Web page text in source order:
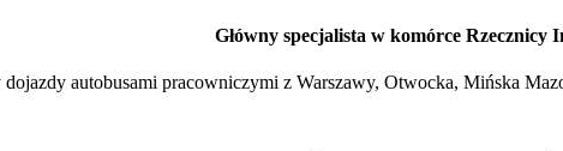
Główny specjalista w komórceRzecznicy
autobusami pracowniczymi z Warszawy, Otwocka, Mińska